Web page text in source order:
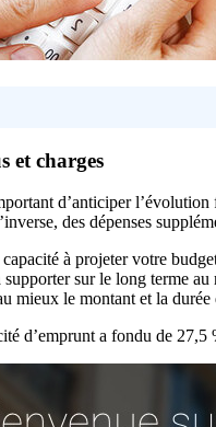
et charges
d’anticiper
des dépenses
à projeter votre
sur le long terme
mieux le montant et la
d’emprunt a fondu de